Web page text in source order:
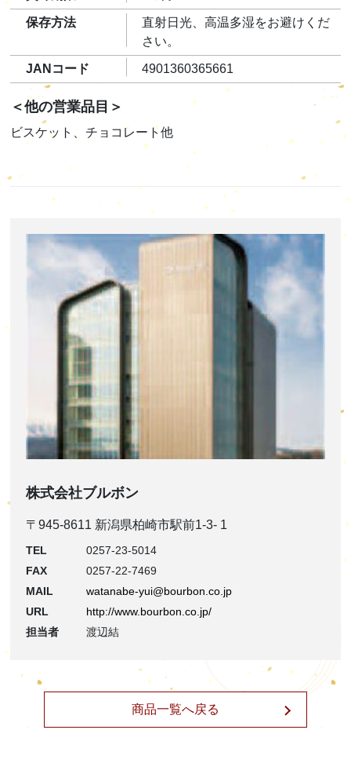
保存方法
直射日光、高温多湿をお避けくだ
さい。
JANコード 4901360365661
＜他の営業品目＞
ビスケット、チョコレート他
株式会社ブルボン
〒945-8611 新潟県柏崎市駅前1-3- 1
TEL
0257-23-5014
FAX
0257-22-7469
MAIL
watanabe-yui@bourbon.co.jp
URL
http://www.bourbon.co.jp/
担当者
渡辺結
商品一覧へ戻る